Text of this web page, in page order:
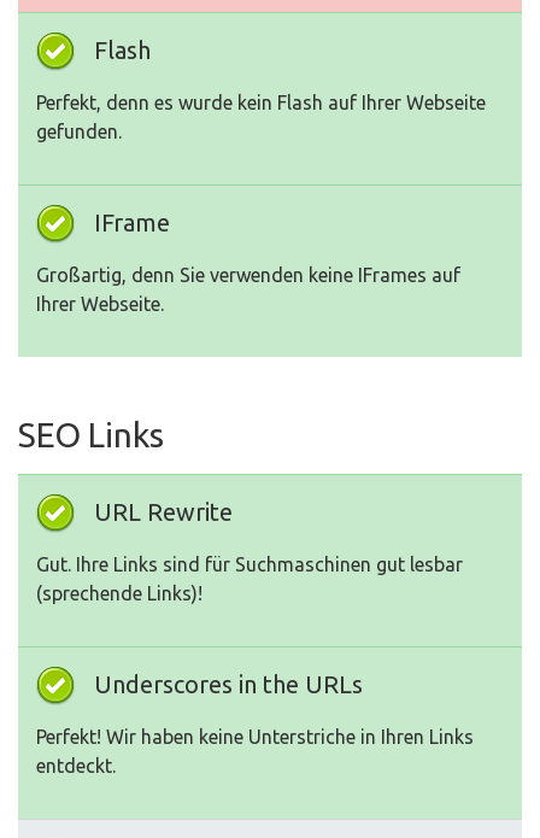
Flash
Perfekt, denn es wurde kein Flash auf Ihrer Webseite
gefunden.
IFrame
Großartig, denn Sie verwenden keine IFrames auf
Ihrer Webseite.
SEO Links
URL Rewrite
Gut. Ihre Links sind für Suchmaschinen gut lesbar
(sprechende Links)!
Underscores in the URLs
Perfekt! Wir haben keine Unterstriche in Ihren Links
entdeckt.